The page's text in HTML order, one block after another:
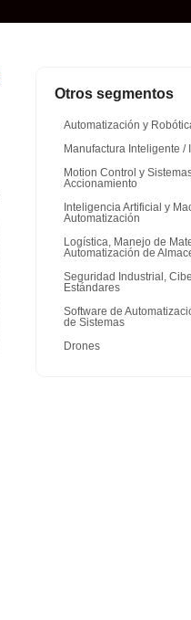
Otros segmentos
Automatización y
Manufactura Inteligente /
Motion Control y
Accionamiento
Inteligencia Artificial y
Automatización
Logística, Manejo de
Automatización de
Seguridad Industrial,
Estándares
Software de
de Sistemas
Drones